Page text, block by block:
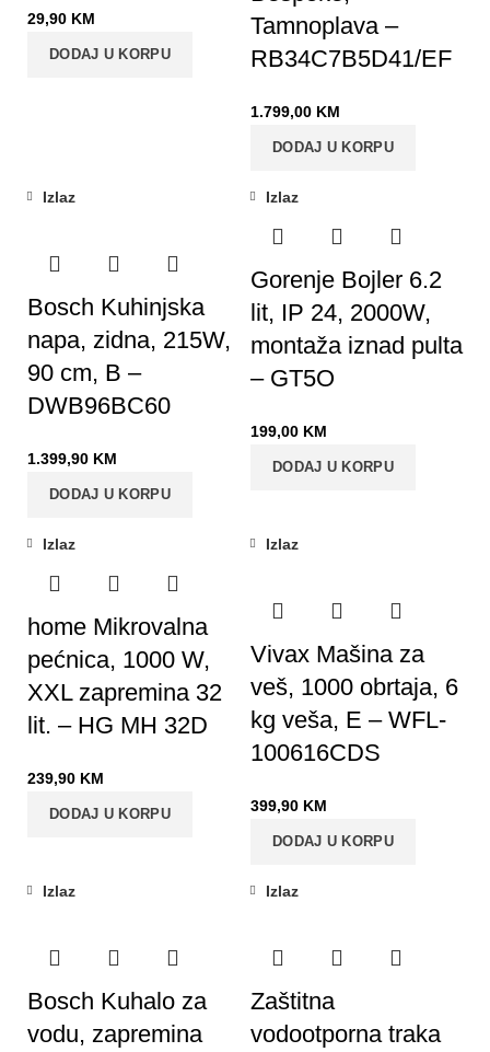
29,90 KM
DODAJ U KORPU
Tamnoplava –
RB34C7B5D41/EF
1.799,00 KM
DODAJ U KORPU
Izlaz
Bosch Kuhinjska
napa, zidna, 215W,
90 cm, B –
DWB96BC60
1.399,90 KM
DODAJ U KORPU
Izlaz
Gorenje Bojler 6.2
lit, IP 24, 2000W,
montaža iznad pulta
– GT5O
199,00 KM
DODAJ U KORPU
Izlaz
home Mikrovalna
pećnica, 1000 W,
XXL zapremina 32
lit. – HG MH 32D
239,90 KM
DODAJ U KORPU
Izlaz
Vivax Mašina za
veš, 1000 obrtaja, 6
kg veša, E – WFL-
100616CDS
399,90 KM
DODAJ U KORPU
Izlaz
Bosch Kuhalo za
vodu, zapremina
Izlaz
Zaštitna
vodootporna traka